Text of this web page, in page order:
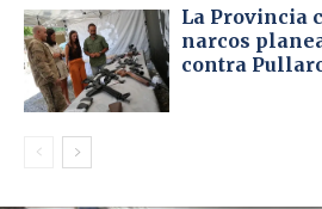
La Provincia
narcos
contra